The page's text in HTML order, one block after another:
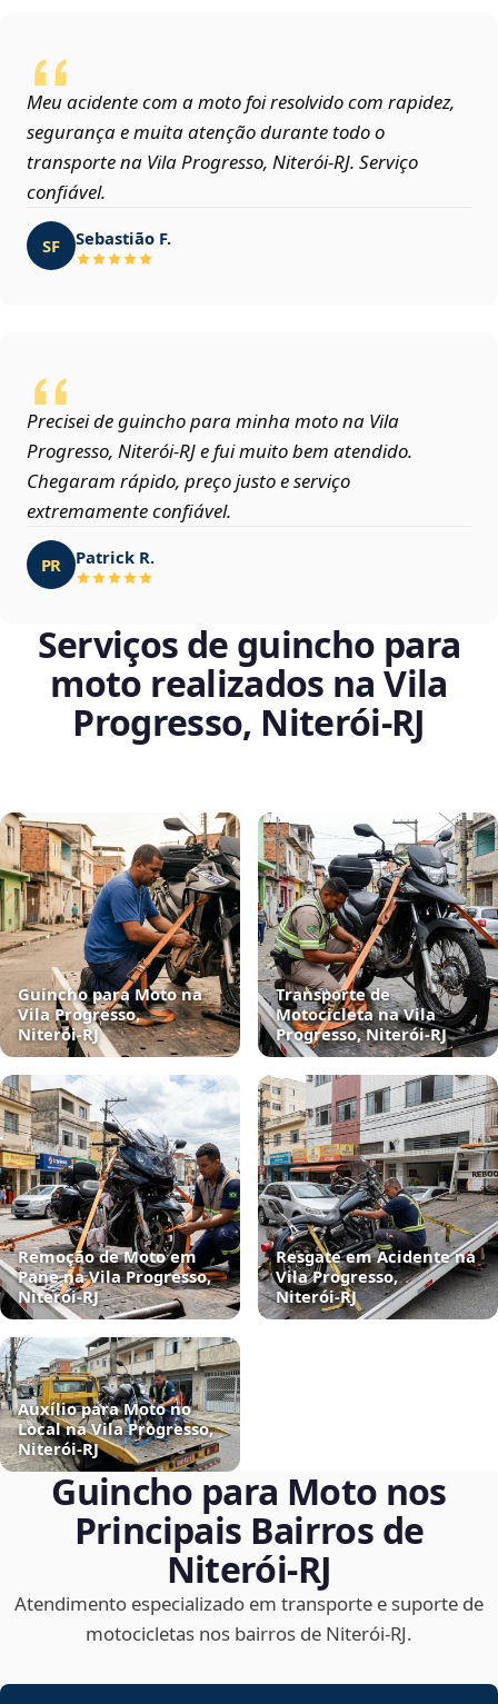
Meu acidente com a moto foi resolvido com rapidez,
segurança e muita atenção durante todo o
transporte na Vila Progresso, Niterói‑RJ. Serviço
confiável.
SF Sebastião F.
Precisei de guincho para minha moto na Vila
Progresso, Niterói‑RJ e fui muito bem atendido.
Chegaram rápido, preço justo e serviço
extremamente confiável.
PR Patrick R.
Serviços de guincho para
moto realizados na Vila
Progresso, Niterói‑RJ
Guincho para Moto na
Vila Progresso,
Niterói‑RJ
Transporte de
Motocicleta na Vila
Progresso, Niterói‑RJ
Remoção de Moto em
Pane na Vila Progresso,
Niterói‑RJ
Resgate em Acidente na
Vila Progresso,
Niterói‑RJ
Auxílio para Moto no
Local na Vila Progresso,
Niterói‑RJ
Guincho para Moto nos
Principais Bairros de
Niterói‑RJ
Atendimento especializado em transporte e suporte de
motocicletas nos bairros de Niterói‑RJ.